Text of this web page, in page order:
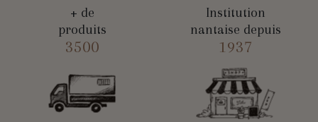
+ de
produits
3500
Institution
nantaise depuis
1937